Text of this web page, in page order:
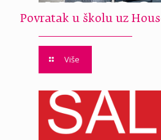
Povratak u školu uz
Više